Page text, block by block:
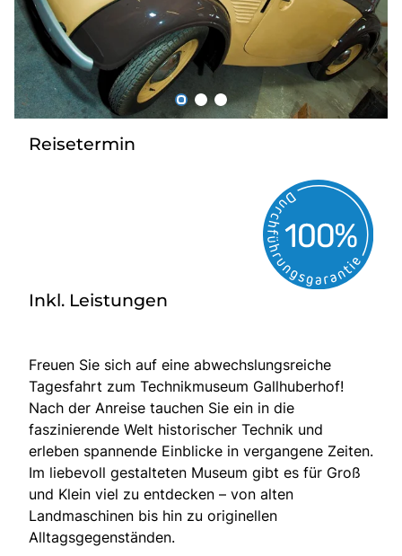
Sie befinden sich in:
Österreich
Reisetermin
Inkl. Leistungen
Freuen Sie sich auf eine abwechslungsreiche
Tagesfahrt zum Technikmuseum Gallhuberhof!
Nach der Anreise tauchen Sie ein in die
faszinierende Welt historischer Technik und
erleben spannende Einblicke in vergangene Zeiten.
Im liebevoll gestalteten Museum gibt es für Groß
und Klein viel zu entdecken – von alten
Landmaschinen bis hin zu originellen
Alltagsgegenständen.